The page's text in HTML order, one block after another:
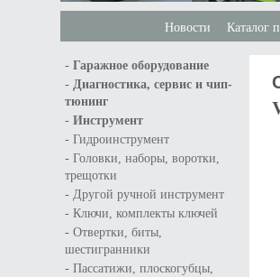
Новости Каталог
- Гаражное оборудование
- Диагностика, сервис и чип-
тюнинг
- Инструмент
- Гидроинструмент
- Головки, наборы, воротки,
трещотки
- Другой ручной инструмент
- Ключи, комплекты ключей
- Отвертки, биты,
шестигранники
- Пассатижи, плоскогубцы,